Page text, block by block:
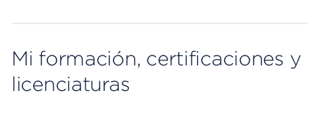
Mi formación, certificaciones y
licenciaturas